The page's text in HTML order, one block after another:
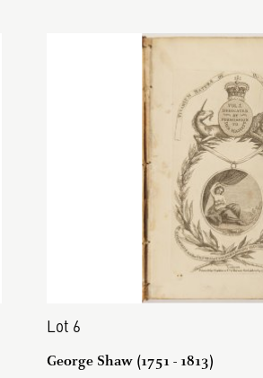
Lot 6
George Shaw (1751 - 1813)